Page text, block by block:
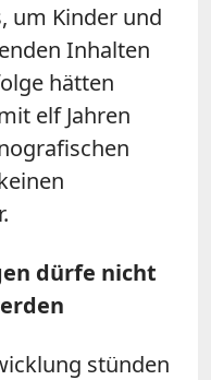
um Kinder und
Inhalten
hätten
elf Jahren
dürfe nicht
stünden